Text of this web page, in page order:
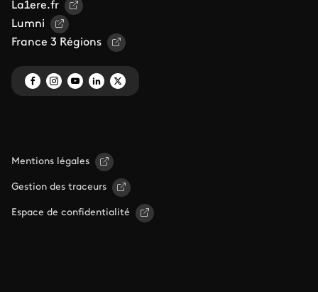
La1ere.fr
Lumni
France 3 Régions
Mentions légales
Gestion des traceurs
Espace de confidentialité